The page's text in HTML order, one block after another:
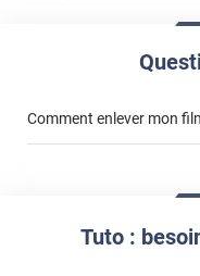
Comment enlever mon
Tuto :